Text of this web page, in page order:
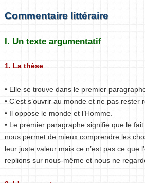
Commentaire littéraire
I. Un texte argumentatif
1. La thèse
• Elle se trouve dans le premier
• C’est s’ouvrir au monde et ne pas rester
• Il oppose le monde et l’Homme.
• Le premier paragraphe signifie que le
nous permet de mieux comprendre les
leur juste valeur mais ce n’est pas ce que
replions sur nous-même et nous ne